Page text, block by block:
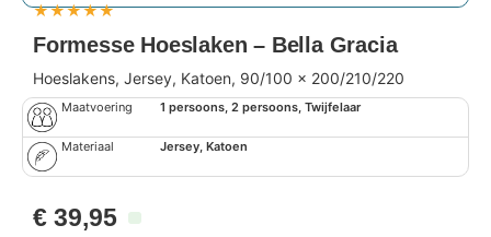
★★★★★
Formesse Hoeslaken – Bella Gracia
Hoeslakens, Jersey, Katoen, 90/100 x 200/210/220
Maatvoering 1 persoons, 2 persoons, Twijfelaar
Materiaal Jersey, Katoen
€ 39,95